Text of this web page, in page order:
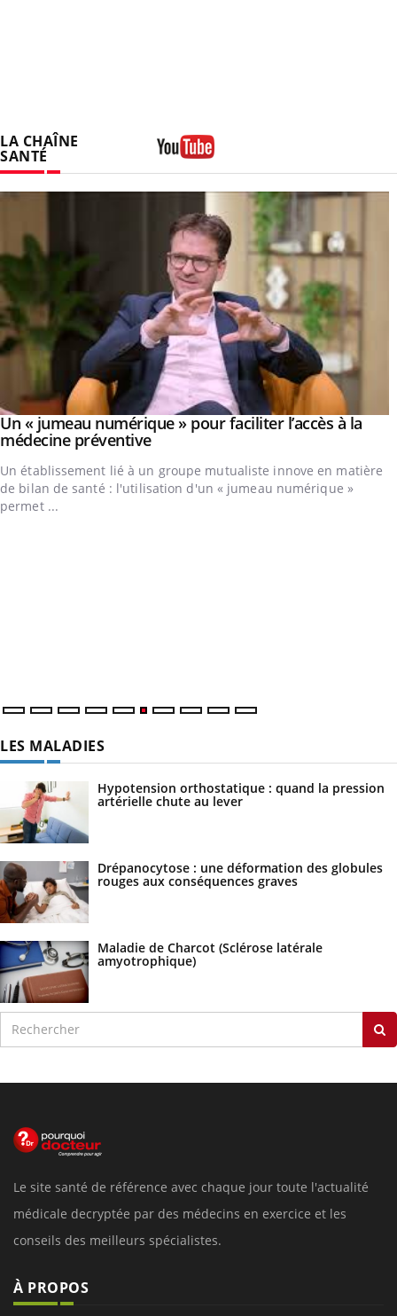
LA CHAÎNE
SANTÉ
Youtube
Youtube
Un « jumeau numérique » pour faciliter l’accès à la
médecine préventiveYoutube
Un établissement lié à un groupe mutualiste innove en matière
de bilan de santé : l'utilisation d'un « jumeau numérique »
permet ...
LES MALADIES
Hypotension orthostatique : quand la pression
artérielle chute au lever
Drépanocytose : une déformation des globules
rouges aux conséquences graves
Maladie de Charcot (Sclérose latérale
amyotrophique)
Le site santé de référence avec chaque jour toute l'actualité
médicale decryptée par des médecins en exercice et les
conseils des meilleurs spécialistes.
À PROPOS